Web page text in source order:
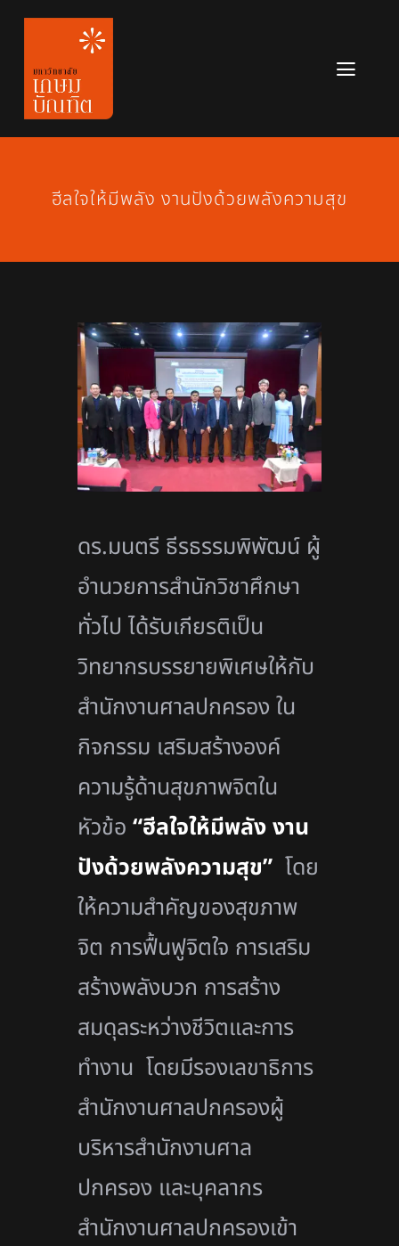
Skip
content
หลักสูตร
สมัครเรียน
ฮีลใจให้มีพลัง งานปังด้วยพลังความสุข
ดร.มนตรี ธีรธรรมพิพัฒน์ ผู้
อำนวยการสำนักวิชาศึกษา
ทั่วไป ได้รับเกียรติเป็น
วิทยากรบรรยายพิเศษให้กับ
สำนักงานศาลปกครอง ใน
กิจกรรม เสริมสร้างองค์
ความรู้ด้านสุขภาพจิตใน
หัวข้อ “ฮีลใจให้มีพลัง งาน
ปังด้วยพลังความสุข” โดย
ให้ความสำคัญของสุขภาพ
จิต การฟื้นฟูจิตใจ การเสริม
สร้างพลังบวก การสร้าง
สมดุลระหว่างชีวิตและการ
ทำงานโดยมีรองเลขาธิการ
สำนักงานศาลปกครองผู้
บริหารสำนักงานศาล
ปกครอง และบุคลากร
สำนักงานศาลปกครองเข้า